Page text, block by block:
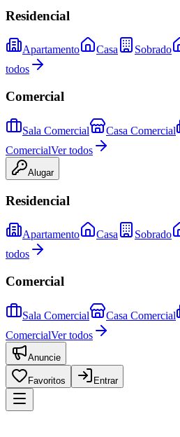
Residencial
Apartamento Casa Sobrado
todos
Comercial
Sala Comercial Casa Comercial
ComercialVer todos
Alugar
Residencial
Apartamento Casa Sobrado
todos
Comercial
Sala Comercial Casa Comercial
ComercialVer todos
Anuncie
Favoritos Entrar